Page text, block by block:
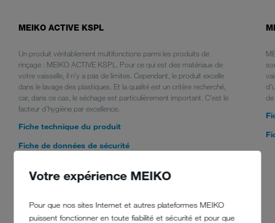
Votre expérience MEIKO
Pour que nos sites Internet et autres plateformes MEIKO
puissent fonctionner en toute fiabilité et sécurité et pour que
MEIKO ACTIVE KSPL
Un produit véritablement multifonctions parmi les produits de
rinçage : MEIKO ACTIVE KSPL. Pour ce qui est des matériaux de
votre vaisselle, il n'y a pas de limites. Cependant, le produit excelle
dans le lavage des plastiques. Et la qualité est un critère recherché,
car, dans ce cas, le séchage est particulièrement important. C'est le
facteur d'hygiène par excellence.
Fiche technique du produit
Fiche de données de sécurité